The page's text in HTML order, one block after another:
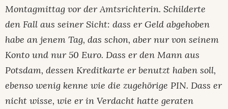
Montagmittag vor der Amtsrichterin. Schilderte
den Fall aus seiner Sicht: dass er Geld abgehoben
habe an jenem Tag, das schon, aber nur von seinem
Konto und nur 50 Euro. Dass er den Mann aus
Potsdam, dessen Kreditkarte er benutzt haben soll,
ebenso wenig kenne wie die zugehörige PIN. Dass er
nicht wisse, wie er in Verdacht hatte geraten